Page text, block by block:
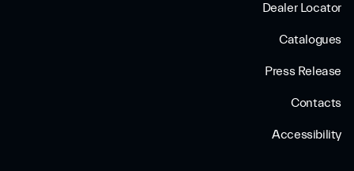
Dealer Locator
Catalogues
Press Release
Contacts
Accessibility